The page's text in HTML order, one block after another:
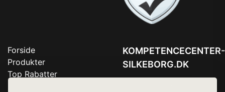
Forside
Produkter
Top Rabatter
KOMPETENCECENTER-
SILKEBORG.DK